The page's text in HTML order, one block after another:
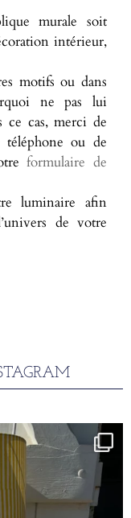
murale soit
intérieur,
motifs ou dans
ne pas lui
ce cas, merci de
téléphone ou de
formulaire de
luminaire afin
de votre